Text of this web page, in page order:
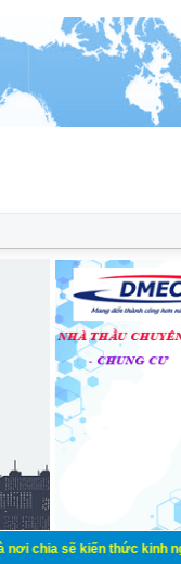
thức kinh nghiệm